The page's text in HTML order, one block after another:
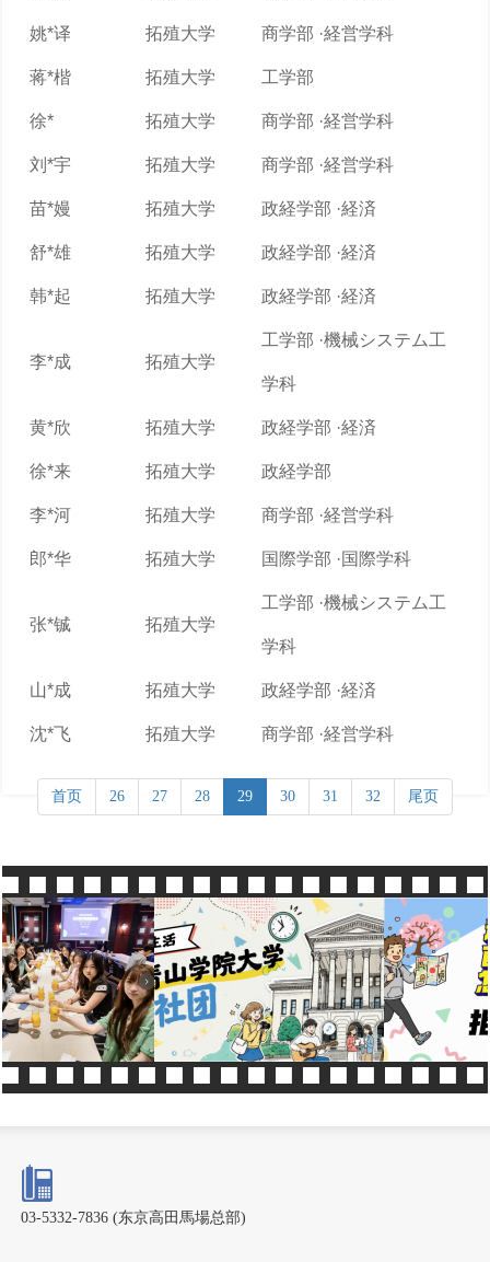
姚*译 拓殖大学 商学部 ·経営学科
蒋*楷 拓殖大学 工学部
徐* 拓殖大学 商学部 ·経営学科
刘*宇 拓殖大学 商学部 ·経営学科
苗*嫚 拓殖大学 政経学部 ·経済
舒*雄 拓殖大学 政経学部 ·経済
韩*起 拓殖大学 政経学部 ·経済
李*成 拓殖大学
工学部 ·機械システム工
学科
黄*欣 拓殖大学 政経学部 ·経済
徐*来 拓殖大学 政経学部
李*河 拓殖大学 商学部 ·経営学科
郎*华 拓殖大学 国際学部 ·国際学科
张*铖 拓殖大学
工学部 ·機械システム工
学科
山*成 拓殖大学 政経学部 ·経済
沈*飞 拓殖大学 商学部 ·経営学科
首页 26 27 28 29 30 31 32 尾页
03-5332-7836 (东京高田馬場总部)